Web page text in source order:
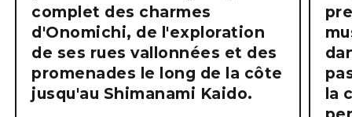
complet des charmes
d'Onomichi, de l'exploration
de ses rues vallonnées et des
promenades le long de la côte
jusqu'au Shimanami Kaido.
la